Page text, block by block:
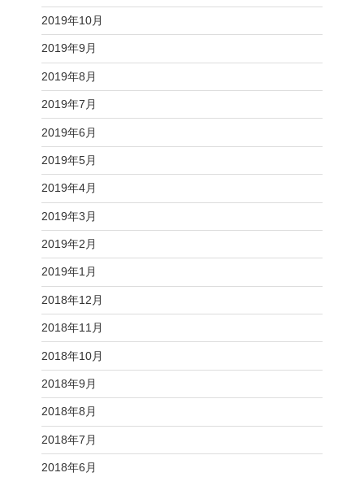
2019年10月
2019年9月
2019年8月
2019年7月
2019年6月
2019年5月
2019年4月
2019年3月
2019年2月
2019年1月
2018年12月
2018年11月
2018年10月
2018年9月
2018年8月
2018年7月
2018年6月